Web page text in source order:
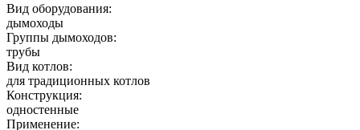
Вид оборудования:
дымоходы
Группы дымоходов:
трубы
Вид котлов:
для традиционных котлов
Конструкция:
одностенные
Применение: